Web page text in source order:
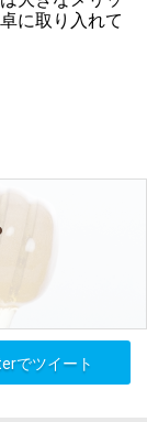
に取り入れて
でツイート